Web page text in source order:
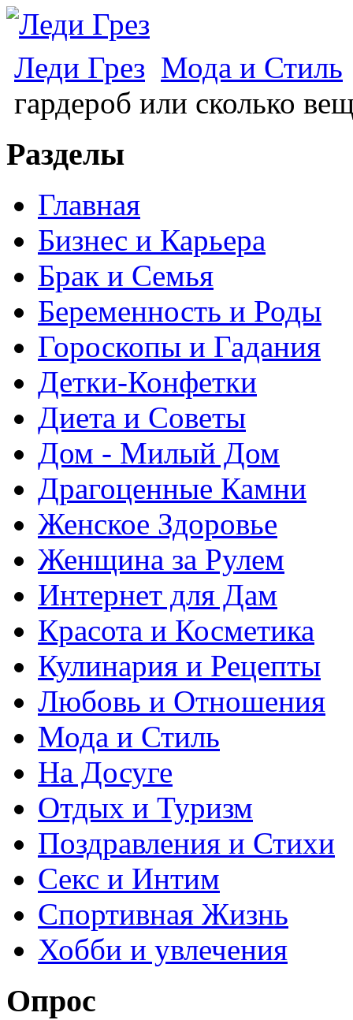
Леди Грез Мода и Стиль
гардероб или сколько
Разделы
Главная
Бизнес и Карьера
Брак и Семья
Беременность и Роды
Гороскопы и Гадания
Детки-Конфетки
Диета и Советы
Дом - Милый Дом
Драгоценные Камни
Женское Здоровье
Женщина за Рулем
Интернет для Дам
Красота и Косметика
Кулинария и Рецепты
Любовь и Отношения
Мода и Стиль
На Досуге
Отдых и Туризм
Поздравления и Стихи
Секс и Интим
Спортивная Жизнь
Хобби и увлечения
Опрос